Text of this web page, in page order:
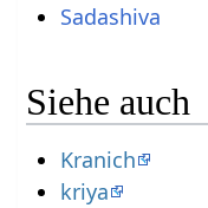
Sadashiva
Siehe auch
Kranich
kriya